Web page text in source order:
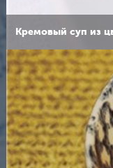
Кремовый суп из